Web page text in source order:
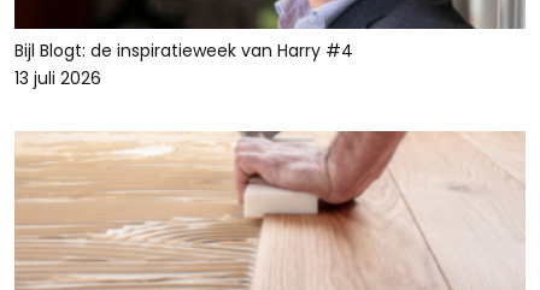
Bijl Blogt: de inspiratieweek van Harry #4
13 juli 2026